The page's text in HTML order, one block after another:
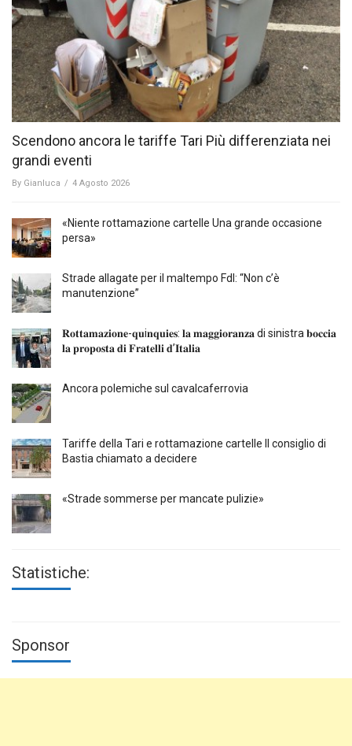
Scendono ancora le tariffe Tari Più differenziata nei
grandi eventi
By Gianluca / 4 Agosto 2026
«Niente rottamazione cartelle Una grande occasione
persa»
Strade allagate per il maltempo FdI: “Non c’è
manutenzione”
𝐑𝐨𝐭𝐭𝐚𝐦𝐚𝐳𝐢𝐨𝐧𝐞-𝐪𝐮i𝐧𝐪𝐮𝐢𝐞𝐬: 𝐥𝐚 𝐦𝐚𝐠𝐠𝐢𝐨𝐫𝐚𝐧𝐳𝐚 di sinistra 𝐛𝐨𝐜𝐜𝐢𝐚
𝐥𝐚 𝐩𝐫𝐨𝐩𝐨𝐬𝐭𝐚 𝐝𝐢 𝐅𝐫𝐚𝐭𝐞𝐥𝐥𝐢 𝐝’𝐈𝐭𝐚𝐥𝐢𝐚
Ancora polemiche sul cavalcaferrovia
Tariffe della Tari e rottamazione cartelle Il consiglio di
Bastia chiamato a decidere
«Strade sommerse per mancate pulizie»
Statistiche:
Sponsor